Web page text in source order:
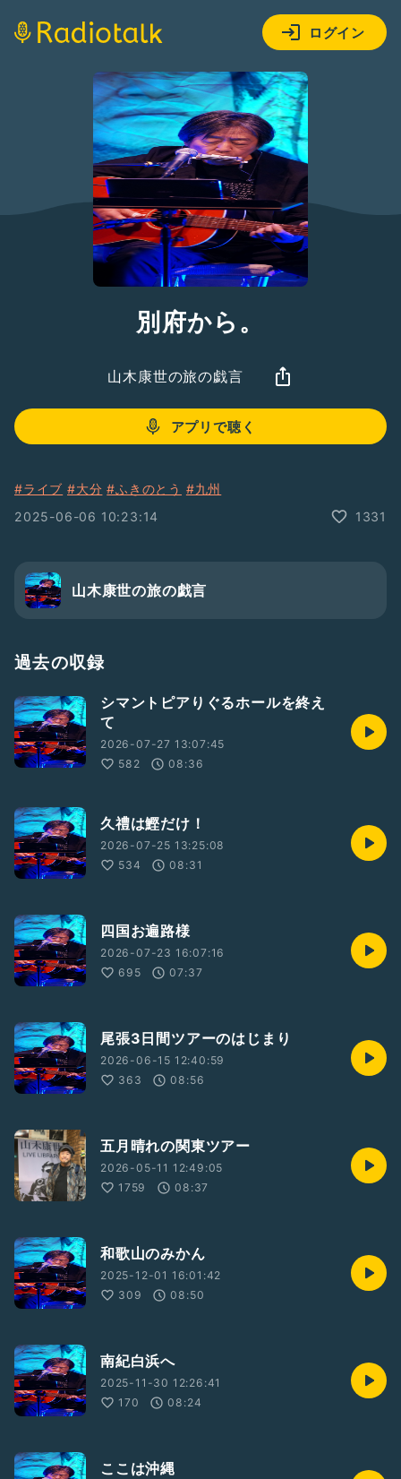
ログイン
別府から。
山木康世の旅の戯言
アプリで聴く
#ライブ #大分 #ふきのとう #九州
2025-06-06 10:23:14
1331
山木康世の旅の戯言
過去の収録
シマントピアりぐるホールを終え
て
2026-07-27 13:07:45
582
08:36
久禮は鰹だけ！
2026-07-25 13:25:08
534
08:31
四国お遍路様
2026-07-23 16:07:16
695
07:37
尾張3日間ツアーのはじまり
2026-06-15 12:40:59
363
08:56
五月晴れの関東ツアー
2026-05-11 12:49:05
1759
08:37
和歌山のみかん
2025-12-01 16:01:42
309
08:50
南紀白浜へ
2025-11-30 12:26:41
170
08:24
ここは沖縄